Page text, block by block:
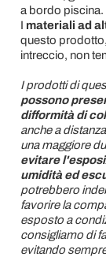
a bordo piscina.
I materiali ad
questo
intreccio, non
I prodotti di
possono
difformità di
anche a
una maggiore
evitare
umidità ed
potrebbero
favorire la
esposto a
consigliamo di
evitando